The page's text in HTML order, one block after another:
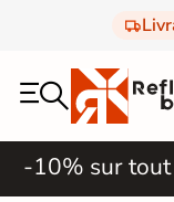
-10% sur tout